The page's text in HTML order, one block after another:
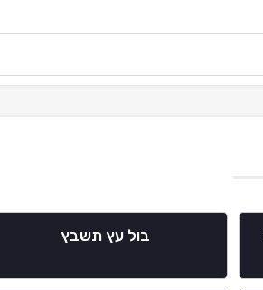
בול עץ תשבץ